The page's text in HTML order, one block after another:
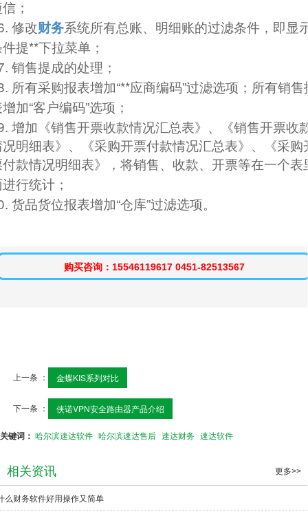
；
修改财务系统所有总账、明细账的过滤条件，即显
件提**下拉菜单；
销售提成的处理；
所有采购报表增加“**应商编码”过滤选项；所有销售
加“客户编码”选项；
增加《销售开票收款情况汇总表》、《销售开票收
况明细表》、《采购开票付款情况汇总表》、《采购
付款情况明细表》，将销售、收款、开票等在一个表
行统计；
货品货位报表增加“仓库”过滤选项。
购买咨询：15546119617 0451-82513567
上一条 ： 金蝶KIS系列对比
下一条 ： 侠诺VPN安全路由器产品介绍
关键词： 哈尔滨速达软件 哈尔滨速达售后 速达财务 速达软件
相关资讯 更多>>
么财务软件好用操作又简单